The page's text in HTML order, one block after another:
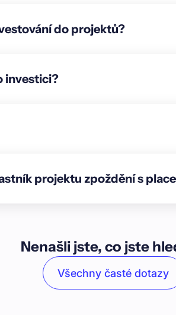
projektu rovněž zvažuje navýšit
prostor se záměrem vytvořit zde další
prostředků a jsou ve fázi před
a nebytových jednotek**, a
jsou situované v ulici Špitálka v
sedlové střechy. Všechna podlaží
hlavních dopravních tahů mezi
**centrem obchodu, vzdělávání i
– láká např. na **taje
nabízí nespočetné množství kulturních
do projektů?
investici?
projektu zpoždění s
Nenašli jste, co jste
Všechny časté dotazy